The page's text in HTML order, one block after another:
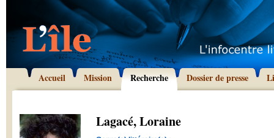
Accueil Mission Recherche Dossier de presse
Lagacé, Loraine